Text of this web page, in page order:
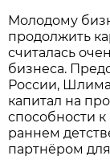
Молодому
продолжить
считалась
бизнеса.
России,
капитал на
способности
раннем
партнёром